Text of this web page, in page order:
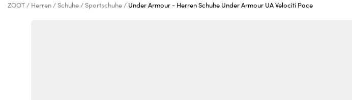
ZOOT Herren Schuhe Sportschuhe Under Armour - Herren Schuhe Under Armour UA Velociti Pace